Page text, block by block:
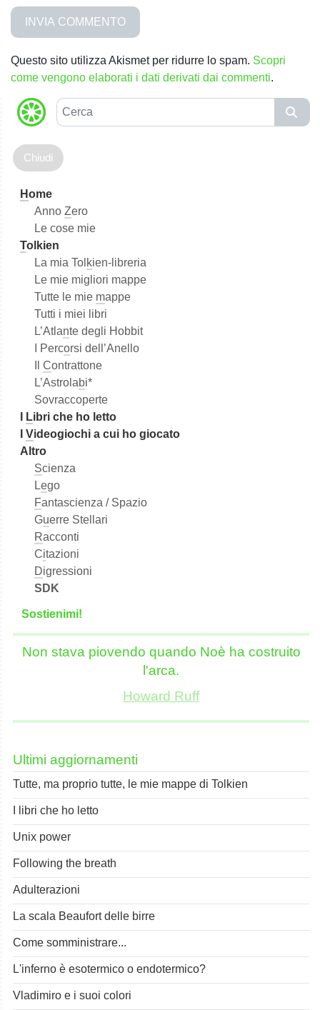
Questo sito utilizza Akismet per ridurre lo spam. Scopri
come vengono elaborati i dati derivati dai commenti.
C
e
c
Home
Anno Zero
Le cose mie
Tolkien
La mia Tol kien-libreria
Le mie migliori mappe
Tutte le mie mappe
Tutti i miei libri
L’Atlante degli Hobbit
I Percorsi dell’Anello
Contrattone
L’Astrolabi*
Sovraccoperte
Libri che ho letto
Videogiochi a cui ho giocato
Altro
Scienza
Lego
Fantascienza / Spazio
Guerre Stellari
Racconti
Citazioni
Digressioni
SDK
Sostienimi!
Non stava piovendo quando Noè ha costruito
l'arca.
Howard Ruff
Ultimi aggiornamenti
Tutte, ma proprio tutte, le mie mappe di Tolkien
I libri che ho letto
Unix power
Following the breath
Adulterazioni
La scala Beaufort delle birre
Come somministrare...
L'inferno è esotermico o endotermico?
Vladimiro e i suoi colori